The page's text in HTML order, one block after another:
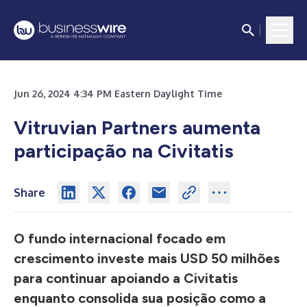
Jun 26, 2024 4:34 PM Eastern Daylight Time
Vitruvian Partners aumenta
participação na Civitatis
Share
O fundo internacional focado em
crescimento investe mais USD 50 milhões
para continuar apoiando a Civitatis
enquanto consolida sua posição como a